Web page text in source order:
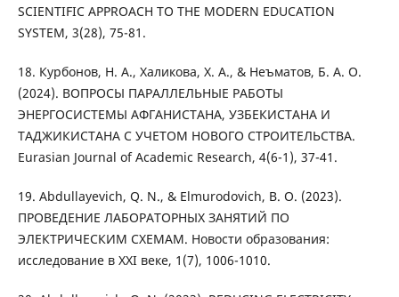
SCIENTIFIC APPROACH TO THE MODERN EDUCATION
SYSTEM, 3(28), 75-81.
18. Курбонов, Н. А., Халикова, Х. А., & Неъматов, Б. А. О.
(2024). ВОПРОСЫ ПАРАЛЛЕЛЬНЫЕ РАБОТЫ
ЭНЕРГОСИСТЕМЫ АФГАНИСТАНА, УЗБЕКИСТАНА И
ТАДЖИКИСТАНА С УЧЕТОМ НОВОГО СТРОИТЕЛЬСТВА.
Eurasian Journal of Academic Research, 4(6-1), 37-41.
19. Abdullayevich, Q. N., & Elmurodovich, B. O. (2023).
ПРОВЕДЕНИЕ ЛАБОРАТОРНЫХ ЗАНЯТИЙ ПО
ЭЛЕКТРИЧЕСКИМ СХЕМАМ. Новости образования:
исследование в XXI веке, 1(7), 1006-1010.